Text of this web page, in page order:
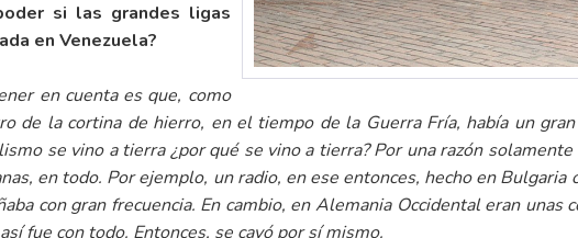
si las grandes ligas
en Venezuela?
en cuenta es que, como
de la cortina de hierro, en el tiempo de la Guerra Fría, había un
se vino a tierra ¿por qué se vino a tierra? Por una razón
en todo. Por ejemplo, un radio, en ese entonces, hecho en
con gran frecuencia. En cambio, en Alemania Occidental eran unas
fue con todo. Entonces, se cayó por sí mismo.